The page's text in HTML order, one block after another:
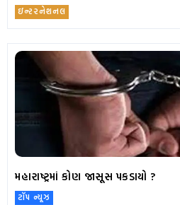
ઇન્ટરનેશનલ
મહારાષ્ટ્રમાં કોણ જાસૂસ પકડાયો ?
ટૉપ ન્યૂઝ